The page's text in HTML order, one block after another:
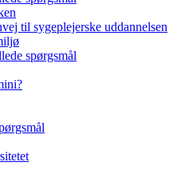
til sygeplejerske uddannelsen
spørgsmål